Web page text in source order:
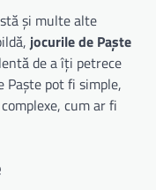
și multe alte
jocurile de Paște
de a îți petrece
Paște pot fi simple,
cum ar fi